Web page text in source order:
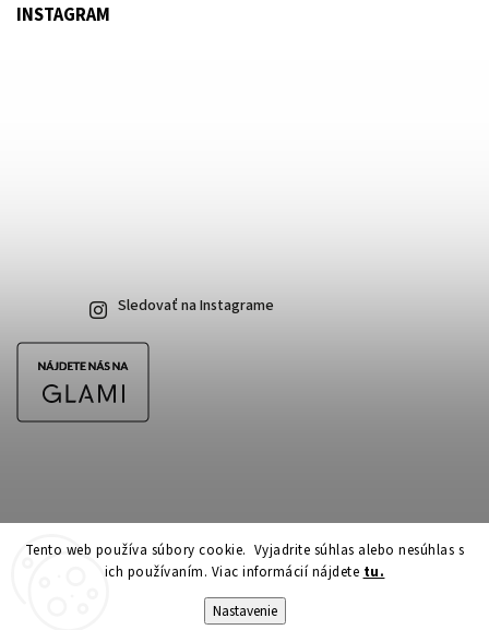
Tento web používa súbory cookie. Vyjadrite súhlas alebo nesúhlas s
ich používaním. Viac informácií nájdete tu.
Nastavenie
INSTAGRAM
Sledovať na Instagrame
Copyright 2026CubeSkateshop.sk. Všetky práva vyhradené.
Upraviť nastavenie cookies
Shoptet| Design